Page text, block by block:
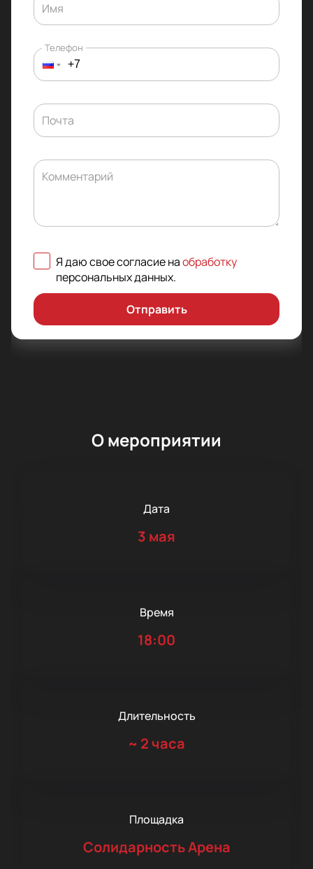
Имя
Телефон
Почта
Комментарий
Я даю свое согласие наобработку
персональных данных.
Отправить
О мероприятии
Дата
3 мая
Время
18:00
Длительность
~ 2 часа
Площадка
Солидарность Арена